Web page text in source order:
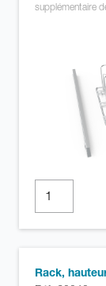
supplémentaire
Rack,